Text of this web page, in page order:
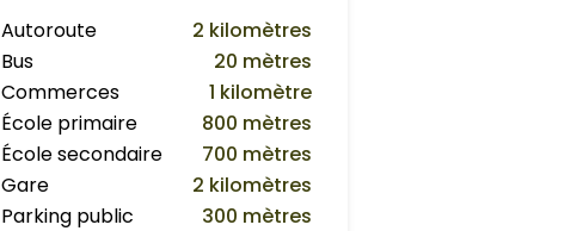
Autoroute
2 kilomètres
Bus
20 mètres
Commerces
1 kilomètre
École primaire
800 mètres
École secondaire
700 mètres
Gare
2 kilomètres
Parking public
300 mètres